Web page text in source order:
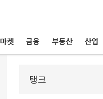
마켓 금융 부동산 산업